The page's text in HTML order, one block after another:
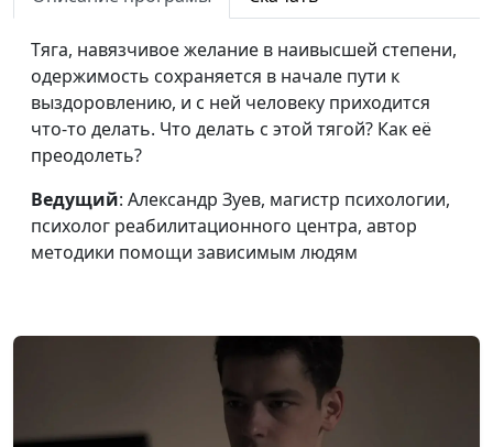
(вторая часть)
зависимым людям
Победи
зависимость!
Пирамида
(первая часть)
Александр Зуев, магистр
психологии, психолог
зависимым людям
Победи
сторону от
Александр Зуев, магистр
зависимым людям
зависимость! 3
Александр Зуев, магистр
психологии, психолог
Тяга, навязчивое желание в наивысшей степени,
одержимость сохраняется в начале пути к
выздоровлению, и с ней человеку приходится
что-то делать. Что делать с этой тягой? Как её
преодолеть?
Ведущий: Александр Зуев, магистр психологии,
психолог реабилитационного центра, автор
методики помощи зависимым людям